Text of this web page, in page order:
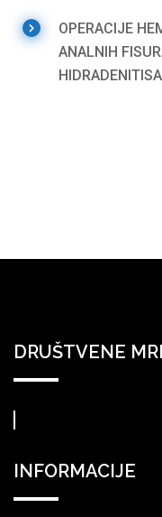
OPERACIJE
ANALNIH
HIDRADENITISA
DRUŠTVENE
INFORMACIJE